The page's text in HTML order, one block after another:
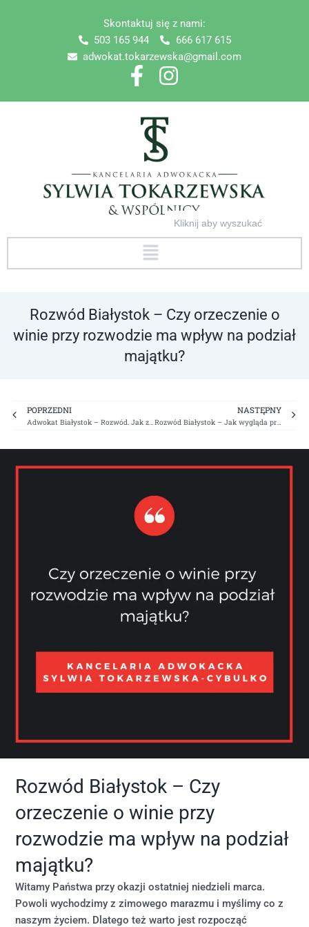
Skontaktuj się z nami:
503 165 944
666 617 615
adwokat.tokarzewska@gmail.com
Menu
Search
for:
Rozwód Białystok – Czy orzeczenie o
winie przy rozwodzie ma wpływ na podział
majątku?
PrevPOPRZEDNI
Adwokat Białystok – Rozwód. Jak zacząć?
NASTĘPNY
Rozwód Białystok – Jak wygląda przebieg rozprawy rozwodowej? Część 1
Rozwód Białystok – Czy
orzeczenie o winie przy
rozwodzie ma wpływ na podział
majątku?
Witamy Państwa przy okazji ostatniej niedzieli marca.
Powoli wychodzimy z zimowego marazmu i myślimy co z
naszym życiem. Dlatego też warto jest rozpocząć